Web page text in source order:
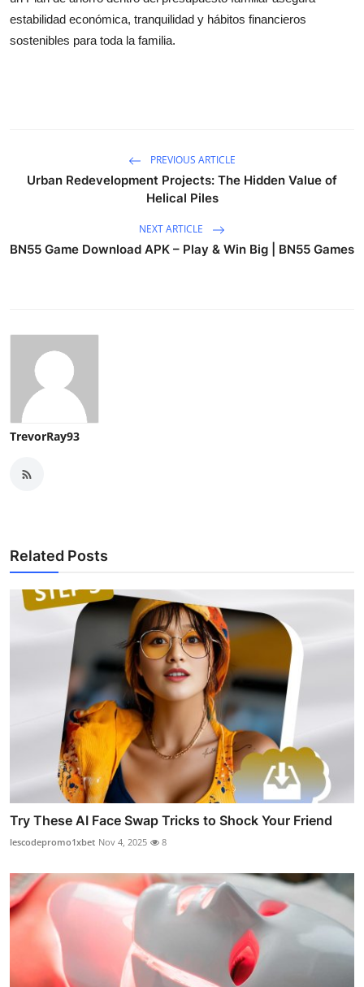
estabilidad económica, tranquilidad y hábitos financieros
sostenibles para toda la familia.
PREVIOUS ARTICLE
Urban Redevelopment Projects: The Hidden Value of
Helical Piles
NEXT ARTICLE
BN55 Game Download APK – Play & Win Big | BN55 Games
TrevorRay93
Related Posts
Try These AI Face Swap Tricks to Shock Your Friend
lescodepromo1xbet Nov 4, 2025 8